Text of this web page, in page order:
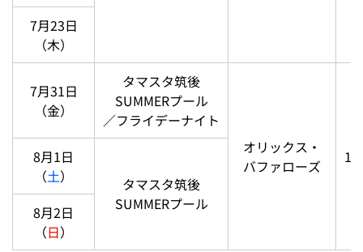
7月23日
（木）
7月31日
（金）
タマスタ筑後
SUMMERプール
／フライデーナイト
オリックス・
バファローズ
8月1日
（土）
タマスタ筑後
SUMMERプール
8月2日
（日）